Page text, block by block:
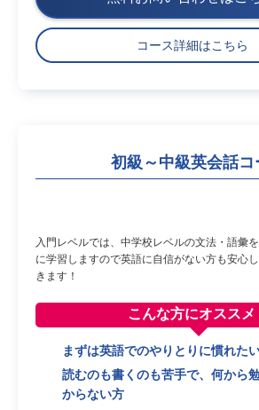
コース詳細はこちら
初級～中級英会話コ
入門レベルでは、中学校レベルの文法・語彙
に学習しますので英語に自信がない方も安心
きます！
こんな方にオススメ
まずは英語でのやりとりに慣れた
読むのも書くのも苦手で、何から
からない方